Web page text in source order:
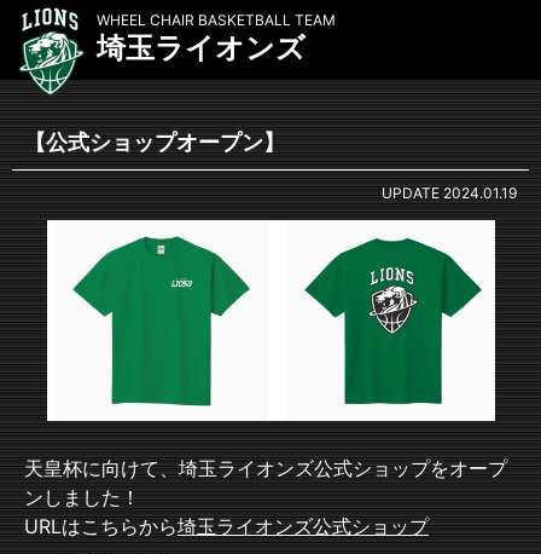
WHEEL CHAIR BASKETBALL TEAM
埼玉ライオンズ
【公式ショップオープン】
UPDATE2024.01.19
天皇杯に向けて、埼玉ライオンズ公式ショップをオープ
ンしました！
URLはこちらから埼玉ライオンズ公式ショップ